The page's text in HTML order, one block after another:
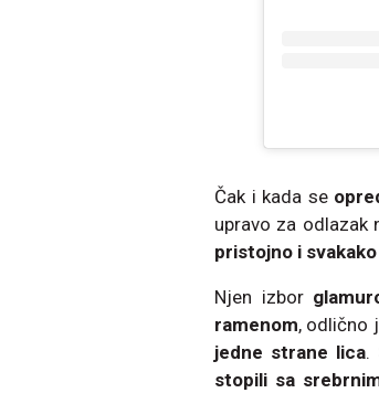
Čak i kada se
upravo za odlazak
pristojno i
Njen izbor
ramenom, odlično
jedne strane lica.
stopili sa